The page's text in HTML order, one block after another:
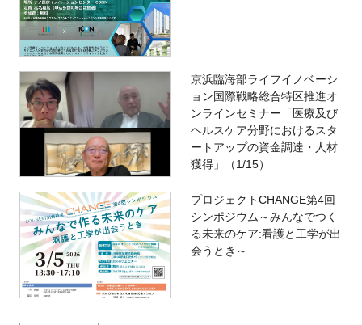
京浜臨海部ライフイノベーシ
ョン国際戦略総合特区推進オ
ンラインセミナー「医療及び
ヘルスケア分野におけるスタ
ートアップの資金調達・人材
獲得」（1/15）
プロジェクトCHANGE第4回
シンポジウム～みんなでつく
る未来のケア:看護と工学が出
会うとき～